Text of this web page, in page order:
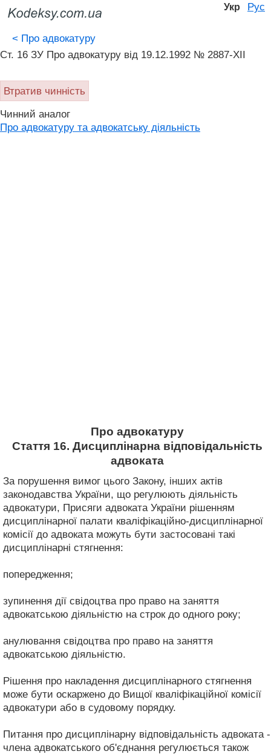
Укр Рус
< Про адвокатуру
Ст. 16 ЗУ Про адвокатуру вiд 19.12.1992 № 2887-XII
Втратив чинність
Чинний аналог
Про адвокатуру та адвокатську діяльність
Про адвокатуру
Стаття 16. Дисциплінарна відповідальність
адвоката
За порушення вимог цього Закону, інших актів
законодавства України, що регулюють діяльність
адвокатури, Присяги адвоката України рішенням
дисциплінарної палати кваліфікаційно-дисциплінарної
комісії до адвоката можуть бути застосовані такі
дисциплінарні стягнення:
попередження;
зупинення дії свідоцтва про право на заняття
адвокатською діяльністю на строк до одного року;
анулювання свідоцтва про право на заняття
адвокатською діяльністю.
Рішення про накладення дисциплінарного стягнення
може бути оскаржено до Вищої кваліфікаційної комісії
адвокатури або в судовому порядку.
Питання про дисциплінарну відповідальність адвоката -
члена адвокатського об'єднання регулюється також